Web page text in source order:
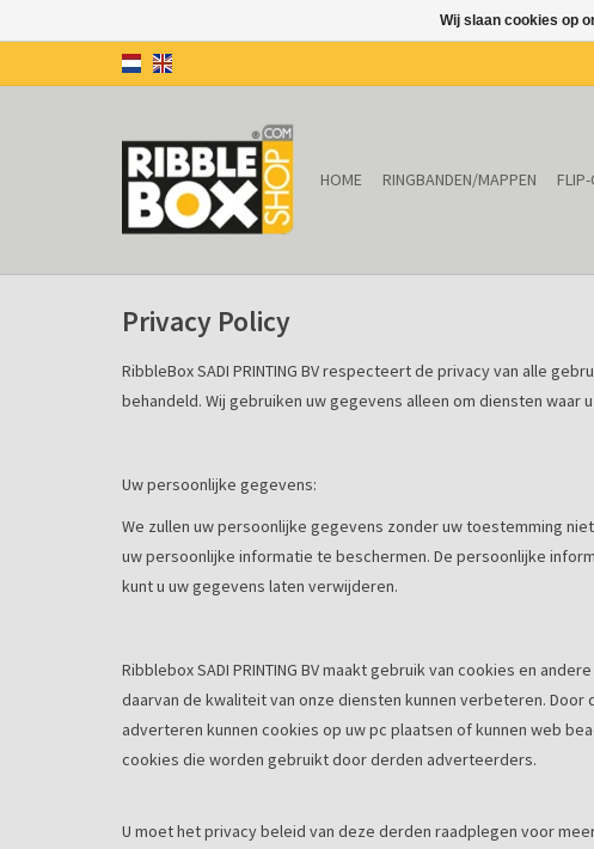
HOME RINGBANDEN/MAPPEN
Privacy Policy
RibbleBox SADI PRINTING BV respecteert de privacy van alle
behandeld. Wij gebruiken uw gegevens alleen om diensten waar
Uw persoonlijke gegevens:
We zullen uw persoonlijke gegevens zonder uw toestemming
uw persoonlijke informatie te beschermen. De persoonlijke
kunt u uw gegevens laten verwijderen.
Ribblebox SADI PRINTING BV maakt gebruik van cookies en
daarvan de kwaliteit van onze diensten kunnen verbeteren.
adverteren kunnen cookies op uw pc plaatsen of kunnen web
cookies die worden gebruikt door derden adverteerders.
U moet het privacy beleid van deze derden raadplegen voor
Wij slaan cookies op